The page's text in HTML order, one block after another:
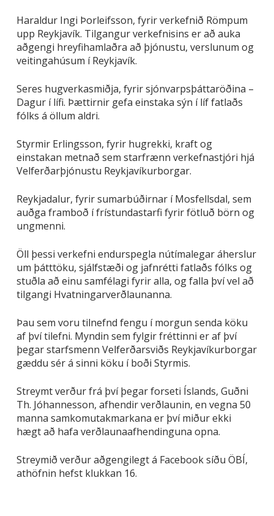
Haraldur Ingi Þorleifsson, fyrir verkefnið Römpum
upp Reykjavík. Tilgangur verkefnisins er að auka
aðgengi hreyfihamlaðra að þjónustu, verslunum og
veitingahúsum í Reykjavík.
Seres hugverkasmiðja, fyrir sjónvarpsþáttaröðina –
Dagur í lífi. Þættirnir gefa einstaka sýn í líf fatlaðs
fólks á öllum aldri.
Styrmir Erlingsson, fyrir hugrekki, kraft og
einstakan metnað sem starfrænn verkefnastjóri hjá
Velferðarþjónustu Reykjavíkurborgar.
Reykjadalur, fyrir sumarbúðirnar í Mosfellsdal, sem
auðga framboð í frístundastarfi fyrir fötluð börn og
ungmenni.
Öll þessi verkefni endurspegla nútímalegar áherslur
um þátttöku, sjálfstæði og jafnrétti fatlaðs fólks og
stuðla að einu samfélagi fyrir alla, og falla því vel að
tilgangi Hvatningarverðlaunanna.
Þau sem voru tilnefnd fengu í morgun senda köku
af því tilefni. Myndin sem fylgir fréttinni er af því
þegar starfsmenn Velferðarsviðs Reykjavíkurborgar
gæddu sér á sinni köku í boði Styrmis.
Streymt verður frá því þegar forseti Íslands, Guðni
Th. Jóhannesson, afhendir verðlaunin, en vegna 50
manna samkomutakmarkana er því miður ekki
hægt að hafa verðlaunaafhendinguna opna.
Streymið verður aðgengilegt á Facebook síðu ÖBÍ,
athöfnin hefst klukkan 16.